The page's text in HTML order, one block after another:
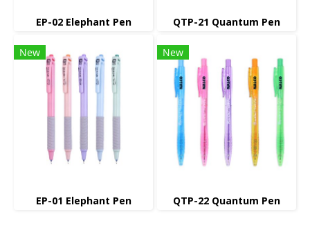
EP-02 Elephant Pen QTP-21 Quantum Pen
New
EP-01 Elephant Pen
New
QTP-22 Quantum Pen